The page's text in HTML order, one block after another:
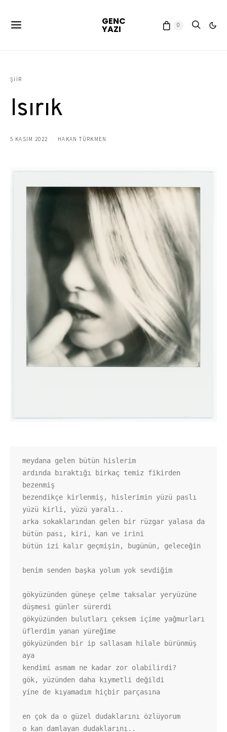
GENC
YAZI 0
ŞIIR
Isırık
5 KASIM 2022 HAKAN TÜRKMEN
meydana gelen bütün hislerim
ardında bıraktığı birkaç temiz fikirden
bezenmiş
bezendikçe kirlenmiş, hislerimin yüzü paslı
yüzü kirli, yüzü yaralı..
arka sokaklarından gelen bir rüzgar yalasa da
bütün pası, kiri, kan ve irini
bütün izi kalır geçmişin, bugünün, geleceğin
benim senden başka yolum yok sevdiğim
gökyüzünden güneşe çelme taksalar yeryüzüne
düşmesi günler sürerdi
gökyüzünden bulutları çeksem içime yağmurları
üflerdim yanan yüreğime
gökyüzünden bir ip sallasam hilale bürünmüş
aya
kendimi asmam ne kadar zor olabilirdi?
gök, yüzünden daha kıymetli değildi
yine de kıyamadım hiçbir parçasına
en çok da o güzel dudaklarını özlüyorum
o kan damlayan dudaklarını..